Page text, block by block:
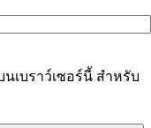
เบราว์เซอร์นี้ สำหรับ